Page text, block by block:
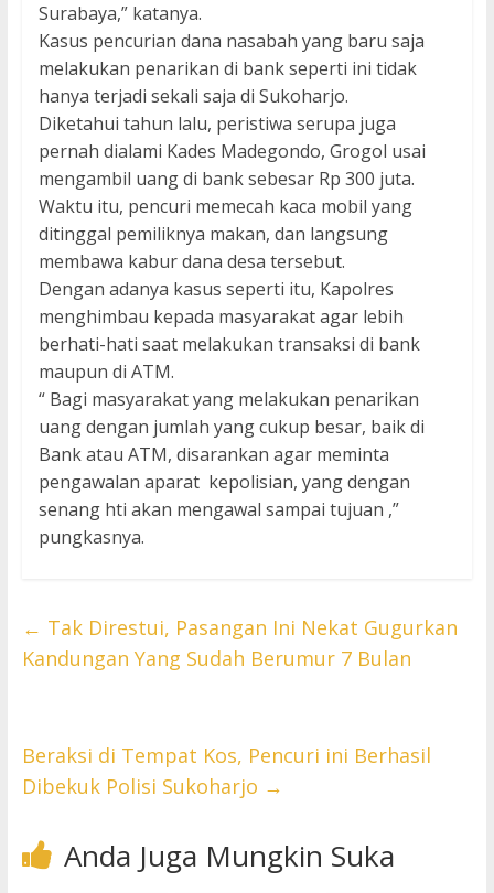
Surabaya,” katanya.
Kasus pencurian dana nasabah yang baru saja
melakukan penarikan di bank seperti ini tidak
hanya terjadi sekali saja di Sukoharjo.
Diketahui tahun lalu, peristiwa serupa juga
pernah dialami Kades Madegondo, Grogol usai
mengambil uang di bank sebesar Rp 300 juta.
Waktu itu, pencuri memecah kaca mobil yang
ditinggal pemiliknya makan, dan langsung
membawa kabur dana desa tersebut.
Dengan adanya kasus seperti itu, Kapolres
menghimbau kepada masyarakat agar lebih
berhati-hati saat melakukan transaksi di bank
maupun di ATM.
“ Bagi masyarakat yang melakukan penarikan
uang dengan jumlah yang cukup besar, baik di
Bank atau ATM, disarankan agar meminta
pengawalan aparat kepolisian, yang dengan
senang hti akan mengawal sampai tujuan ,”
pungkasnya.
← Tak Direstui, Pasangan Ini Nekat Gugurkan
Kandungan Yang Sudah Berumur 7 Bulan
Beraksi di Tempat Kos, Pencuri ini Berhasil
Dibekuk Polisi Sukoharjo →
Anda Juga Mungkin Suka